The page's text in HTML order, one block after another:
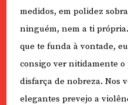
medidos, em polidez
ninguém, nem a ti
que te funda à vontade,
consigo ver nitidamente o
disfarça de nobreza. Nos
elegantes prevejo a